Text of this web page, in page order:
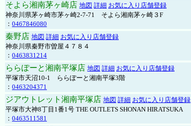
そよら湘南茅ヶ崎店 地図 詳細 お気に入り店舗登録
神奈川県茅ヶ崎市茅ヶ崎2‐7‐71 そよら湘南茅ヶ崎３F
： 0467846080
秦野店 地図 詳細 お気に入り店舗登録
神奈川県秦野市曽屋４７８４
： 0463831214
ららぽーと湘南平塚店 地図 詳細 お気に入り店舗登録
平塚市天沼10-1 ららぽーと湘南平塚3階
： 0463204371
ジアウトレット湘南平塚店 地図 詳細 お気に入り店舗登録
平塚市大神8丁目1番1号 THE OUTLETS SHONAN HIRATSUKA
： 0463511581